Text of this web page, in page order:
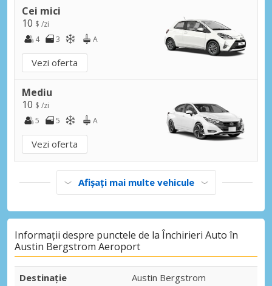
Cei mici
10 $ /zi
4
3 A
Vezi oferta
Mediu
10 $ /zi
5
5 A
Vezi oferta
Afișați mai multe vehicule
Informații despre punctele de la Închirieri Auto în
Austin Bergstrom Aeroport
Destinaţie
Austin Bergstrom